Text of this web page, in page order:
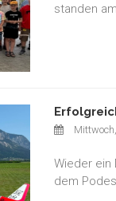
standen
Wieder ein
dem